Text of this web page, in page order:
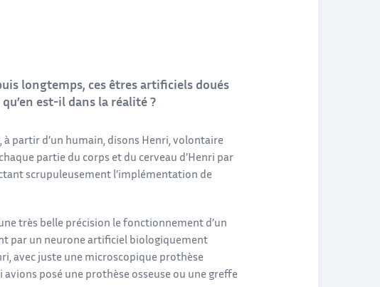
longtemps, ces êtres artificiels doués
est-il dans la réalité ?
partir d’un humain, disons Henri, volontaire
partie du corps et du cerveau d’Henri par
scrupuleusement l’implémentation de
très belle précision le fonctionnement d’un
par un neurone artificiel biologiquement
avec juste une microscopique prothèse
posé une prothèse osseuse ou une greffe